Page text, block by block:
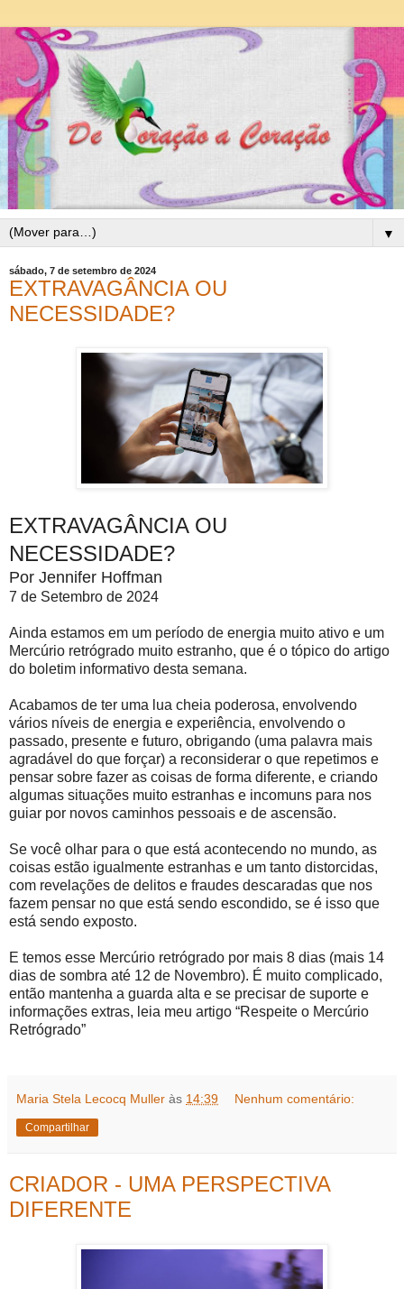
▼
sábado, 7 de setembro de 2024
EXTRAVAGÂNCIA OU
NECESSIDADE?
EXTRAVAGÂNCIA OU
NECESSIDADE?
Por Jennifer Hoffman
7 de Setembro de 2024
Ainda estamos em um período de energia muito ativo e um
Mercúrio retrógrado muito estranho, que é o tópico do artigo
do boletim informativo desta semana.
Acabamos de ter uma lua cheia poderosa, envolvendo
vários níveis de energia e experiência, envolvendo o
passado, presente e futuro, obrigando (uma palavra mais
agradável do que forçar) a reconsiderar o que repetimos e
pensar sobre fazer as coisas de forma diferente, e criando
algumas situações muito estranhas e incomuns para nos
guiar por novos caminhos pessoais e de ascensão.
Se você olhar para o que está acontecendo no mundo, as
coisas estão igualmente estranhas e um tanto distorcidas,
com revelações de delitos e fraudes descaradas que nos
fazem pensar no que está sendo escondido, se é isso que
está sendo exposto.
E temos esse Mercúrio retrógrado por mais 8 dias (mais 14
dias de sombra até 12 de Novembro). É muito complicado,
então mantenha a guarda alta e se precisar de suporte e
informações extras, leia meu artigo “Respeite o Mercúrio
Retrógrado”
Maria Stela Lecocq Muller às 14:39 Nenhum comentário:
Compartilhar
CRIADOR - UMA PERSPECTIVA
DIFERENTE